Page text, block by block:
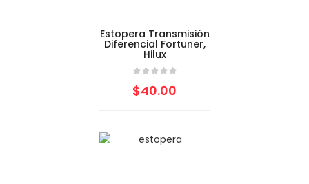
Estopera Transmisión
Diferencial Fortuner,
Hilux
$40.00